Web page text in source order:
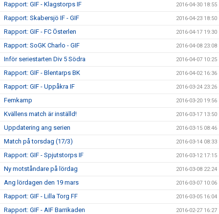
Rapport: GIF - Klagstorps IF 2016-04-30 18:55
Rapport: Skabersjö IF - GIF 2016-04-23 18:50
Rapport: GIF - FC Österlen 2016-04-17 19:30
Rapport: SoGK Charlo - GIF 2016-04-08 23:08
Inför seriestarten Div 5 Södra 2016-04-07 10:25
Rapport: GIF - Blentarps BK 2016-04-02 16:36
Rapport: GIF - Uppåkra IF 2016-03-24 23:26
Femkamp 2016-03-20 19:56
Kvällens match är inställd! 2016-03-17 13:50
Uppdatering ang serien 2016-03-15 08:46
Match på torsdag (17/3) 2016-03-14 08:33
Rapport: GIF - Spjutstorps IF 2016-03-12 17:15
Ny motståndare på lördag 2016-03-08 22:24
Ang lördagen den 19 mars 2016-03-07 10:06
Rapport: GIF - Lilla Torg FF 2016-03-05 16:04
Rapport: GIF - AIF Barrikaden 2016-02-27 16:27